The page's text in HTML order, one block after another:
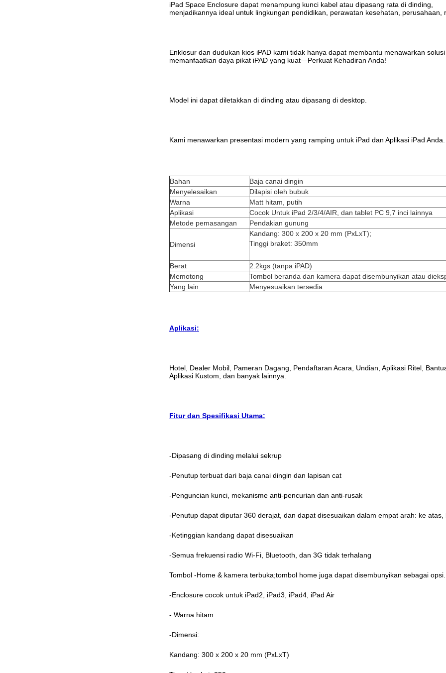
iPad Space Enclosure dapat menampung kunci kabel atau dipasang rata di dinding,
menjadikannya ideal untuk lingkungan pendidikan, perawatan kesehatan, perusahaan,
Enklosur dan dudukan kios iPAD kami tidak hanya dapat membantu menawarkan
memanfaatkan daya pikat iPAD yang kuat—Perkuat Kehadiran Anda!
Model ini dapat diletakkan di dinding atau dipasang di desktop.
Kami menawarkan presentasi modern yang ramping untuk iPad dan Aplikasi iPad Anda.
Bahan
Baja canai dingin
Menyelesaikan
Dilapisi oleh bubuk
Warna
Matt hitam, putih
Aplikasi
Cocok Untuk iPad 2/3/4/AIR, dan tablet PC 9,7 inci lainnya
Metode pemasangan
Pendakian gunung
Dimensi
Kandang: 300 x 200 x 20 mm (PxLxT);
Tinggi braket: 350mm
Berat
2.2kgs (tanpa iPAD)
Memotong
Tombol beranda dan kamera dapat disembunyikan atau
Yang lain
Menyesuaikan tersedia
Aplikasi:
Hotel, Dealer Mobil, Pameran Dagang, Pendaftaran Acara, Undian, Aplikasi Ritel,
Aplikasi Kustom, dan banyak lainnya.
Fitur dan Spesifikasi Utama:
-Dipasang di dinding melalui sekrup
-Penutup terbuat dari baja canai dingin dan lapisan cat
-Penguncian kunci, mekanisme anti-pencurian dan anti-rusak
-Penutup dapat diputar 360 derajat, dan dapat disesuaikan dalam empat arah: ke atas,
-Ketinggian kandang dapat disesuaikan
-Semua frekuensi radio Wi-Fi, Bluetooth, dan 3G tidak terhalang
Tombol -Home & kamera terbuka;tombol home juga dapat disembunyikan sebagai opsi.
-Enclosure cocok untuk iPad2, iPad3, iPad4, iPad Air
- Warna hitam.
-Dimensi:
Kandang: 300 x 200 x 20 mm (PxLxT)